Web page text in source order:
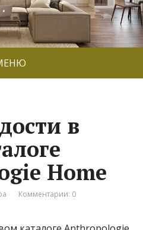
в
Home
Комментарии: 0